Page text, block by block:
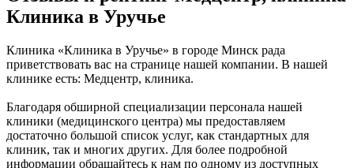
Клиника в Уручье
Клиника «Клиника в Уручье» в городе Минск рада
приветствовать вас на странице нашей компании. В нашей
клинике есть: Медцентр, клиника.
Благодаря обширной специализации персонала нашей
клиники (медицинского центра) мы предоставляем
достаточно большой список услуг, как стандартных для
клиник, так и многих других. Для более подробной
информации обращайтесь к нам по одному из доступных